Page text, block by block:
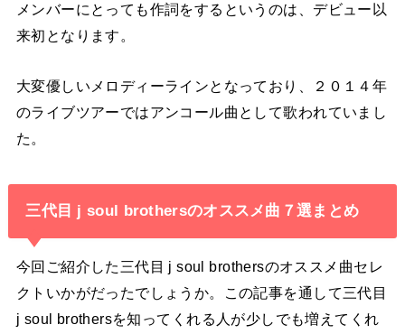
メンバーにとっても作詞をするというのは、デビュー以
来初となります。
大変優しいメロディーラインとなっており、２０１４年
のライブツアーではアンコール曲として歌われていまし
た。
三代目 j soul brothersのオススメ曲７選まとめ
今回ご紹介した三代目 j soul brothersのオススメ曲セレ
クトいかがだったでしょうか。この記事を通して三代目
j soul brothersを知ってくれる人が少しでも増えてくれ